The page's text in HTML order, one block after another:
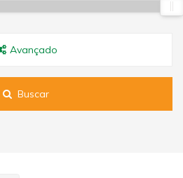
Avançado
Buscar